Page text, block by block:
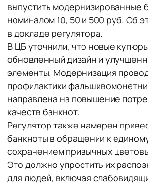
выпустить модернизированные
номиналом 10, 50 и 500 руб. Об
в докладе регулятора.
В ЦБ уточнили, что новые
обновленный дизайн и
элементы. Модернизация
профилактики
направлена на повышение
качеств банкнот.
Регулятор также намерен
банкноты в обращении к
сохранением привычных
Это должно упростить их
для людей, включая